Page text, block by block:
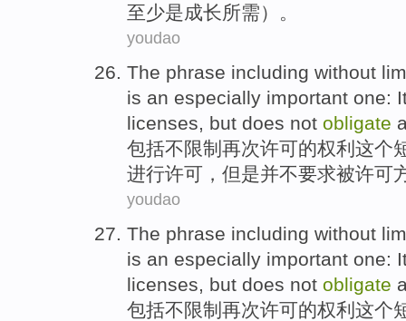
至少是成长所需）。
youdao
The phrase including without
is an especially important one:
licenses, but does not obligate
包括不限制 再次许可的权利 这个
进行许可 ， 但是并不要求被许可
youdao
The phrase including without
is an especially important one:
licenses, but does not obligate
包括不限制 再次许可的权利 这个